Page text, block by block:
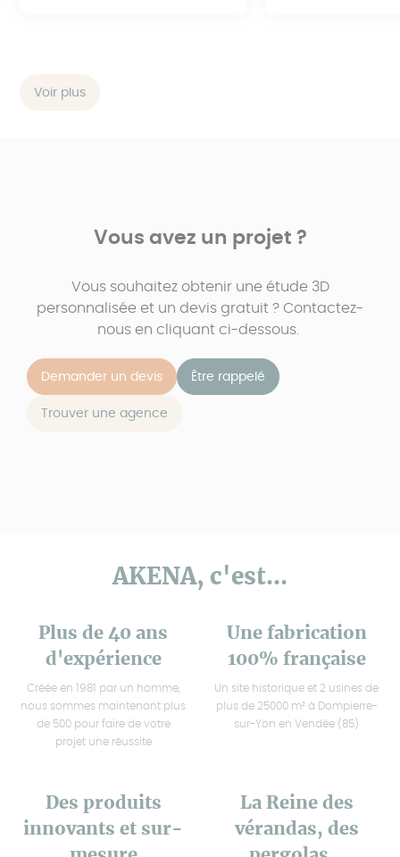
Voir plus
Vous avez un projet ?
Vous souhaitez obtenir une étude 3D
personnalisée et un devis gratuit ? Contactez-
nous en cliquant ci-dessous.
Demander un devis Être rappelé
Trouver une agence
AKENA, c'est...
Plus de 40 ans
d'expérience
Créée en 1981 par un homme,
nous sommes maintenant plus
de 500 pour faire de votre
projet une réussite
Une fabrication
100% française
Un site historique et 2 usines de
plus de 25000 m² à Dompierre-
sur-Yon en Vendée (85)
Des produits
innovants et sur-
La Reine des
vérandas, des